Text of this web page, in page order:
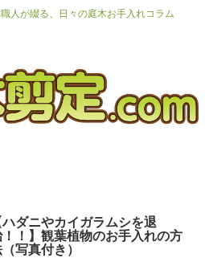
人が綴る、日々の庭木お手入れコラム
ハダニやカイガラムシを退
！！】観葉植物のお手入れの方
写真付き）